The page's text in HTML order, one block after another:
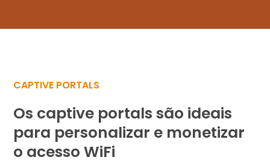
CAPTIVE PORTALS
Os captive portals são ideais
para personalizar e monetizar
o acesso WiFi